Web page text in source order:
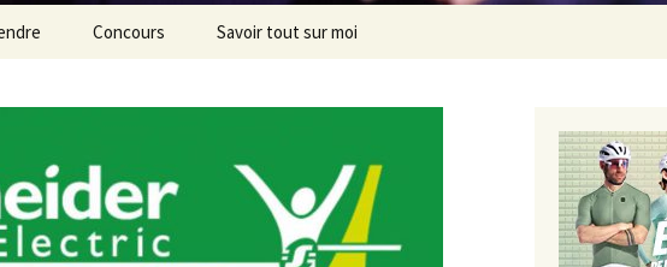
Concours Savoir tout sur moi